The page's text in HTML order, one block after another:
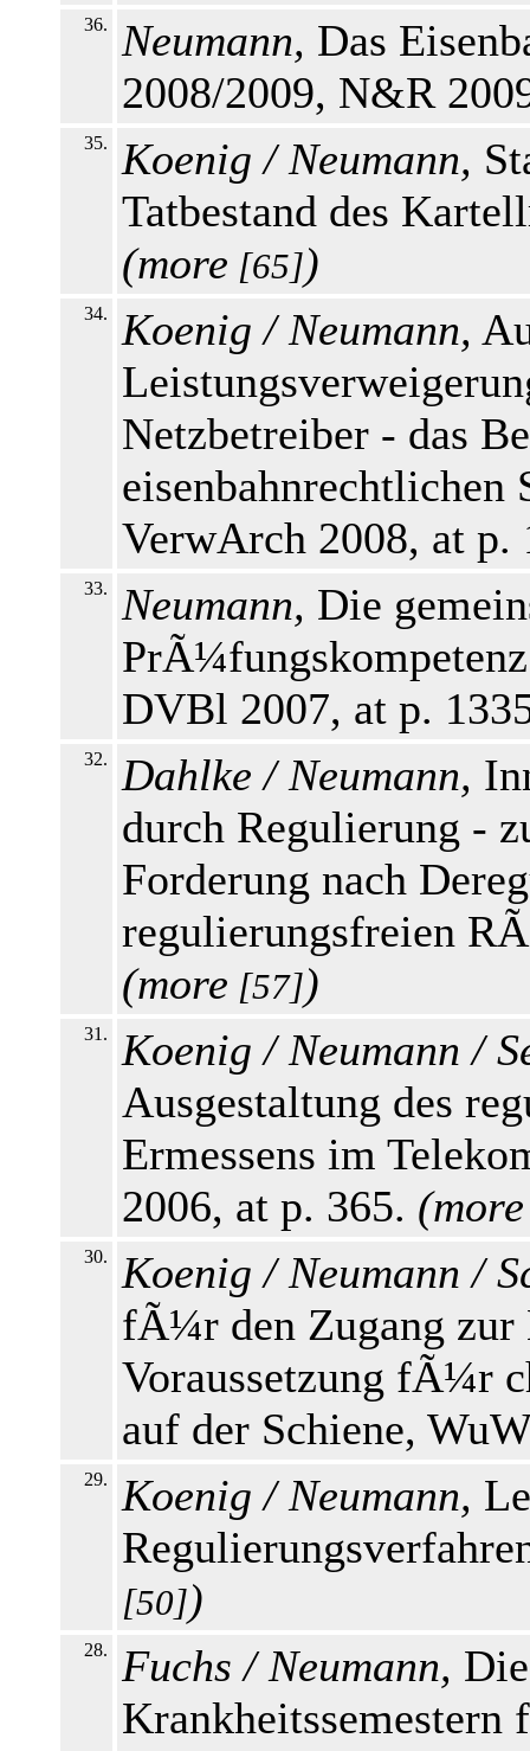
36. Neumann, Das
2008/2009, N&R
35. Koenig / Neumann,
Tatbestand des
(more [65])
34. Koenig / Neumann,
Netzbetreiber - das
eisenbahnrechtlichen
VerwArch 2008, at
33. Neumann, Die
DVBl 2007, at p.
32. Dahlke / Neumann,
durch Regulierung -
Forderung nach
regulierungsfreien
(more [57])
31.
Koenig / Neumann /
Ausgestaltung des
Ermessens im
2006, at p. 365. (more
30.
Koenig / Neumann /
fÃ¼r den Zugang zur
Voraussetzung fÃ¼r
auf der Schiene,
29. Koenig / Neumann,
[50])
28. Fuchs / Neumann,